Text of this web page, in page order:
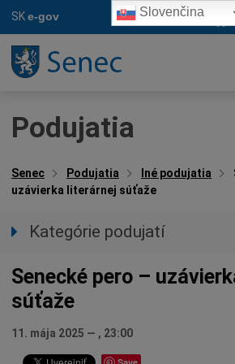
SKe-gov
Podujatia
Senec Podujatia Iné podujatia
uzávierka literárnej súťaže
Kategórie podujatí
Auto-moto
Beseda
Hudba, tanec, divadlo
Múzeá, galérie, knižnice
Senecké pero –
súťaže
11. mája 2025 — , 23:00
Slovenčina